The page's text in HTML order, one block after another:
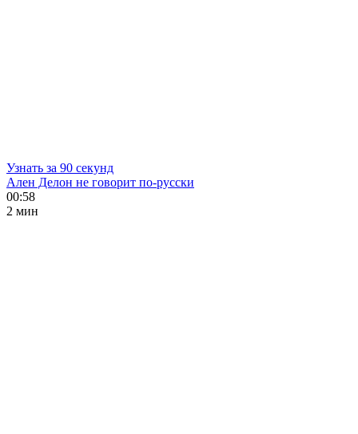
Узнать за 90 секунд
Ален Делон не говорит по-русски
00:58
2 мин